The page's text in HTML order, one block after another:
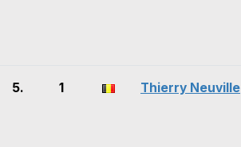
5. 1 Thierry Neuville